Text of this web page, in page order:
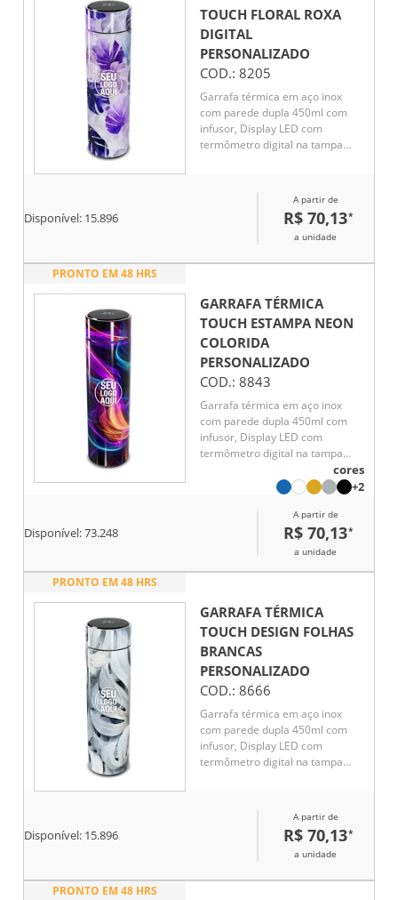
TOUCH FLORAL ROXA
DIGITAL
PERSONALIZADO
COD.: 8205
Garrafa térmica em aço inox
com parede dupla 450ml com
infusor, Display LED com
termômetro digital na tampa
Disponível: 15.896
A partir de
R$ 70,13*
a unidade
PRONTO EM 48 HRS
GARRAFA TÉRMICA
TOUCH ESTAMPA NEON
COLORIDA
PERSONALIZADO
COD.: 8843
Garrafa térmica em aço inox
com parede dupla 450ml com
infusor, Display LED com
termômetro digital na tampa
para indicar a temperatura do
líquido, Conserva líquido quente
cores
+2
Disponível:73.248
A partir de
R$ 70,13*
a unidade
PRONTO EM 48 HRS
GARRAFA TÉRMICA
TOUCH DESIGN FOLHAS
BRANCAS
PERSONALIZADO
COD.: 8666
Garrafa térmica em aço inox
com parede dupla 450ml com
infusor, Display LED com
termômetro digital na tampa
Disponível: 15.896
A partir de
R$ 70,13*
a unidade
PRONTO EM 48 HRS